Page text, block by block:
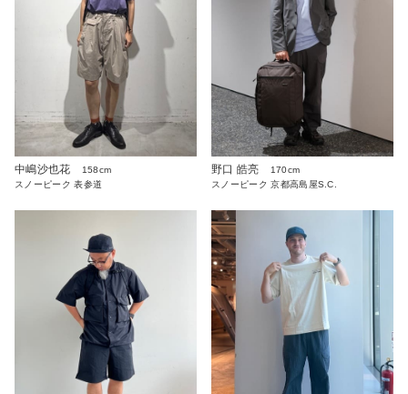
中嶋沙也花
158cm
スノーピーク 表参道
野口 皓亮
170cm
スノーピーク 京都高島屋S.C.